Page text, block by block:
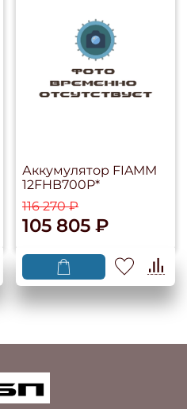
Аккумулятор FIAMM
12FHB700P*
116 270 ₽
105 805 ₽